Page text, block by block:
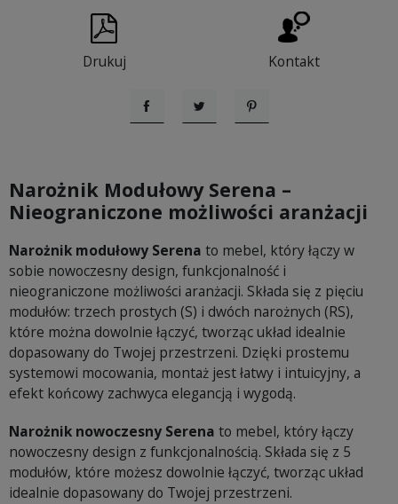
Drukuj Kontakt
UdostępnijTweetujPinterest
Narożnik Modułowy Serena –
Nieograniczone możliwości aranżacji
Narożnik modułowy Serena to mebel, który łączy w
sobie nowoczesny design, funkcjonalność i
nieograniczone możliwości aranżacji. Składa się z pięciu
modułów: trzech prostych (S) i dwóch narożnych (RS),
które można dowolnie łączyć, tworząc układ idealnie
dopasowany do Twojej przestrzeni. Dzięki prostemu
systemowi mocowania, montaż jest łatwy i intuicyjny, a
efekt końcowy zachwyca elegancją i wygodą.
Narożnik nowoczesny Serena to mebel, który łączy
nowoczesny design z funkcjonalnością. Składa się z 5
modułów, które możesz dowolnie łączyć, tworząc układ
idealnie dopasowany do Twojej przestrzeni.